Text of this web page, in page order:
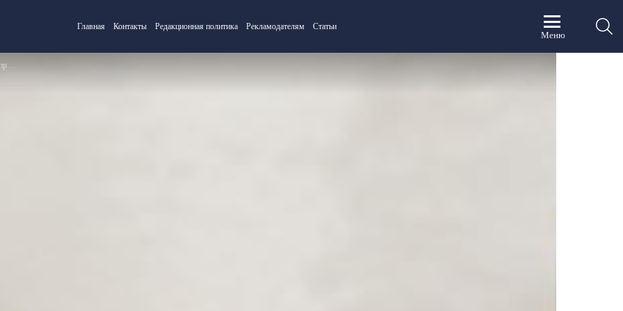
Главная Контакты Редакционная политика Рекламодателям Статьи
Меню